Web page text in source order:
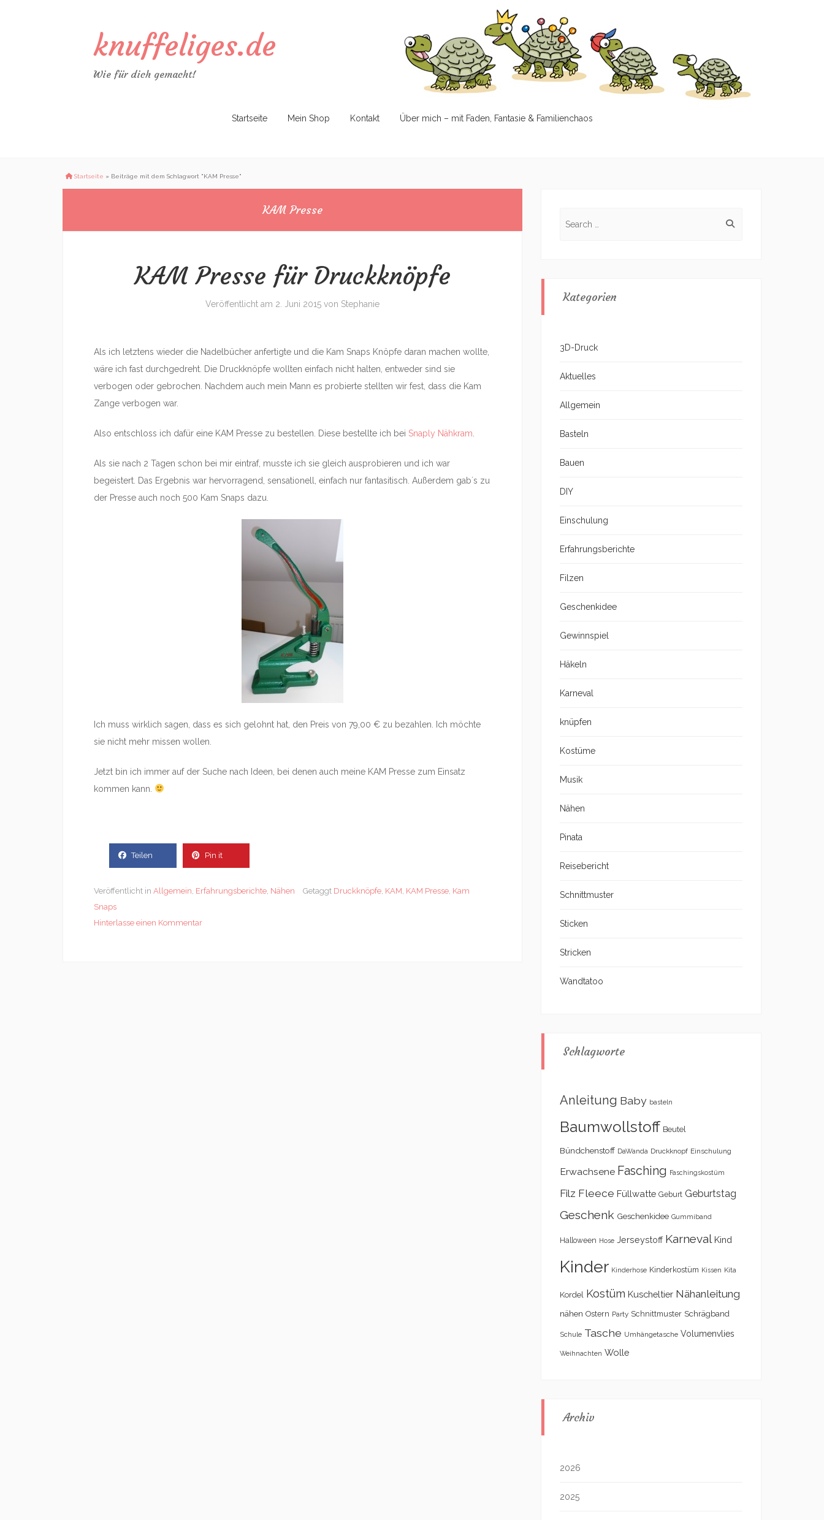
knuffeliges.de
Wie für dich gemacht!
Startseite Mein Shop Kontakt Über mich – mit Faden, Fantasie & Familienchaos
Startseite » Beiträge mit dem Schlagwort "KAM Presse"
KAM Presse
KAM Presse für Druckknöpfe
Veröffentlicht am 2. Juni 2015 von Stephanie
Als ich letztens wieder die Nadelbücher anfertigte und die Kam Snaps Knöpfe daran machen wollte,
wäre ich fast durchgedreht. Die Druckknöpfe wollten einfach nicht halten, entweder sind sie
verbogen oder gebrochen. Nachdem auch mein Mann es probierte stellten wir fest, dass die Kam
Zange verbogen war.
Also entschloss ich dafür eine KAM Presse zu bestellen. Diese bestellte ich bei Snaply Nähkram
Als sie nach 2 Tagen schon bei mir eintraf, musste ich sie gleich ausprobieren und ich war
begeistert. Das Ergebnis war hervorragend, sensationell, einfach nur fantasitisch. Außerdem gab´s zu
der Presse auch noch 500 Kam Snaps dazu.
Ich muss wirklich sagen, dass es sich gelohnt hat, den Preis von 79,00 € zu bezahlen. Ich möchte
sie nicht mehr missen wollen.
Jetzt bin ich immer auf der Suche nach Ideen, bei denen auch meine KAM Presse zum Einsatz
kommen kann.
Teilen Pin it
Veröffentlicht in Allgemein, Erfahrungsberichte, Nähen Getaggt Druckknöpfe, KAM, KAM Presse, Kam
Snaps
Hinterlasse einen Kommentar
Kategorien
3D-Druck
Aktuelles
Allgemein
Basteln
Bauen
DIY
Einschulung
Erfahrungsberichte
Filzen
Geschenkidee
Gewinnspiel
Häkeln
Karneval
knüpfen
Kostüme
Musik
Nähen
Pinata
Reisebericht
Schnittmuster
Sticken
Stricken
Wandtatoo
Schlagworte
Anleitung Baby basteln
Baumwollstoff Beutel
Bündchenstoff DaWanda Druckknopf Einschulung
Erwachsene Fasching Faschingskostüm
Filz Fleece Füllwatte Geburt Geburtstag
Geschenk Geschenkidee Gummiband
Halloween Hose Jerseystoff Karneval Kind
Kinder Kinderhose Kinderkostüm Kissen Kita
Kordel Kostüm Kuscheltier Nähanleitung
nähen Ostern Party Schnittmuster Schrägband
Schule Tasche Umhängetasche Volumenvlies
Weihnachten Wolle
Archiv
2026
2025